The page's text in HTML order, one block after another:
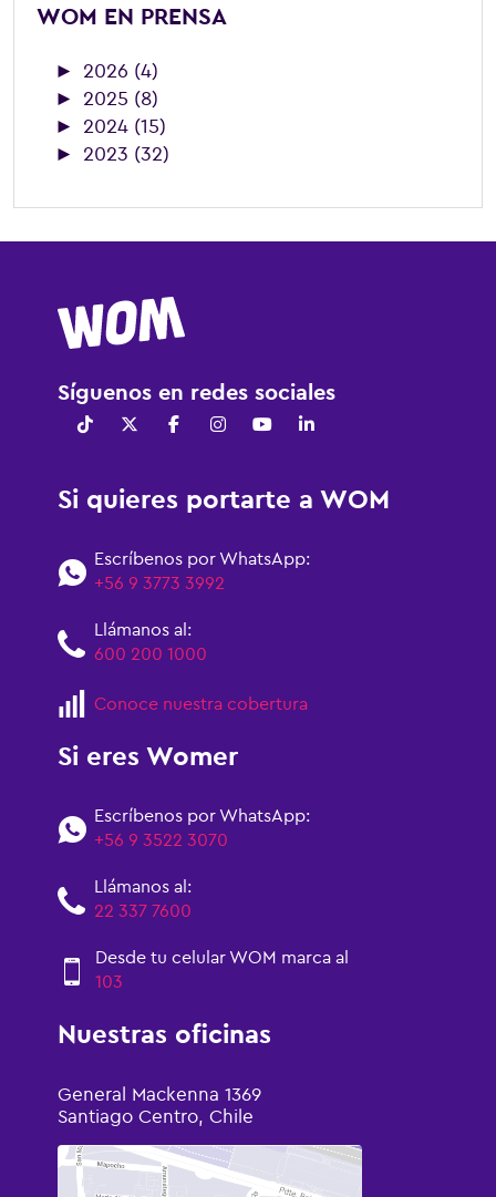
WOM EN PRENSA
► 2026 (4)
► 2025 (8)
► 2024 (15)
► 2023 (32)
Síguenos en redes sociales
Si quieres portarte a WOM
Escríbenos por WhatsApp:
+56 9 3773 3992
Llámanos al:
600 200 1000
Conoce nuestra cobertura
Si eres Womer
Escríbenos por WhatsApp:
+56 9 3522 3070
Llámanos al:
22 337 7600
Desde tu celular WOM marca al
103
Nuestras oficinas
General Mackenna 1369
Santiago Centro, Chile